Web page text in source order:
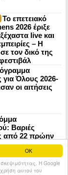
OK
Η Google
αυτού του
Το επετειακό
2026 έριξε
live και
– Η
τον δικό της
για Όλους 2026-
οι αιτήσεις
Βαριές
από 22 πρώην
Ελπίδας για τη